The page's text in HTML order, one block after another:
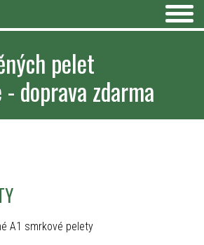
pelet
doprava zdarma
A1 smrkové pelety